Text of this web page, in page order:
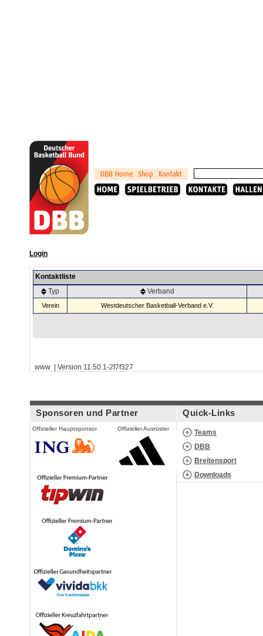
Login
Kontaktliste
Typ
Verband
Verein Westdeutscher Basketball-Verband e.V.
www | Version 11.50.1-2f7f327
Sponsoren und Partner
Offizieller Hauptsponsor Offizieller Ausrüster
Quick-Links
Teams
DBB
Breitensport
Downloads